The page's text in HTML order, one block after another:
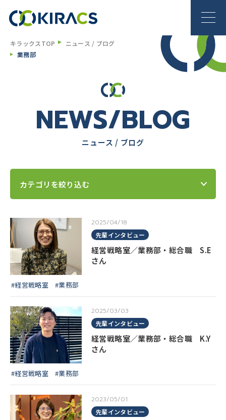
キラックスTOP
ニュース / ブログ
業務部
NEWS/BLOG
ニュース / ブログ
カテゴリを絞り込む
2025/04/18
先輩インタビュー
経営戦略室／業務部・総合職 S.E
さん
#経営戦略室 #業務部
2025/03/03
先輩インタビュー
経営戦略室／業務部・総合職 K.Y
さん
#経営戦略室 #業務部
2023/05/01
先輩インタビュー